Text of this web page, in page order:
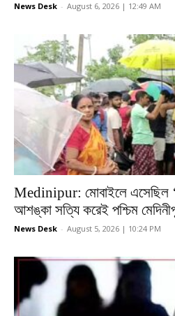
News Desk - August 6, 2026 | 12:49 AM
Medinipur: মোবাইলে এসেছিল
আশঙ্কা সত্যি করেই পশ্চিম
News Desk - August 5, 2026 | 10:24 PM